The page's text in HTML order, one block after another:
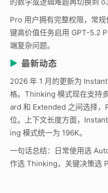
Pro 用户拥有完整权限，常
键高价值任务启用 GPT-5.2
端复杂问题。
最新动态
2026 年 1 月的更新为
格。Thinking 模式现在支持
ard 和 Extended 之间选择
位。上下文长度方面，
ing 模式统一为 196K。
一句话总结：日常使用选
作选 Thinking，关键决策选